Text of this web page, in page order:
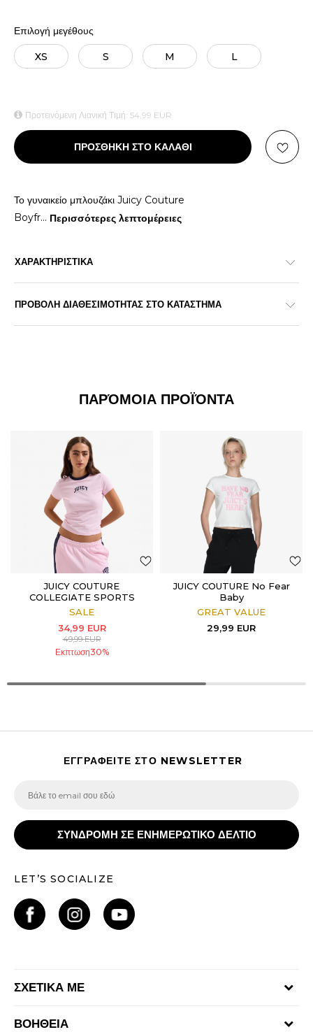
Επιλογή μεγέθους
XS S M L
Προτεινόμενη Λιανική Τιμή: 54,99 EUR
ΠΡΟΣΘΗΚΗ ΣΤΟ ΚΑΛΑΘΙ
Το γυναικείο μπλουζάκι Juicy Couture
Boyfr... Περισσότερες λεπτομέρειες
ΧΑΡΑΚΤΗΡΙΣΤΙΚΑ
ΠΡΟΒΟΛΗ ΔΙΑΘΕΣΙΜΟΤΗΤΑΣ ΣΤΟ ΚΑΤΑΣΤΗΜΑ
ΠΑΡΌΜΟΙΑ ΠΡΟΪΌΝΤΑ
JUICY COUTURE
COLLEGIATE SPORTS
RINGER TSHIRT
SALE
34,99 EUR
49,99EUR
Εκπτωση30%
JUICY COUTURE No Fear
Baby
GREAT VALUE
29,99 EUR
ΕΓΓΡΑΦΕΙΤΕ ΣΤΟ NEWSLETTER
ΣΥΝΔΡΟΜΗ ΣΕ ΕΝΗΜΕΡΩΤΙΚΟ ΔΕΛΤΙΟ
LET’S SOCIALIZE
ΣΧΕΤΙΚΑ ΜΕ
ΒΟΗΘΕΙΑ